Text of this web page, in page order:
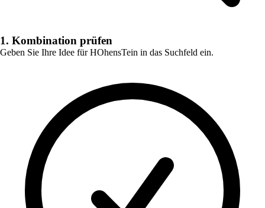
1. Kombination prüfen
Geben Sie Ihre Idee fürHOhensTein in das Suchfeld ein.